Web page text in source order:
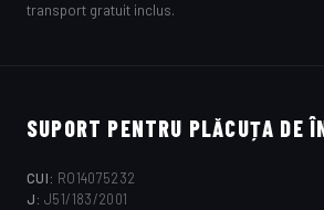
transport gratuit inclus.
SUPORT PENTRU PLĂCUȚA DE
CUI: RO14075232
J: J51/183/2001